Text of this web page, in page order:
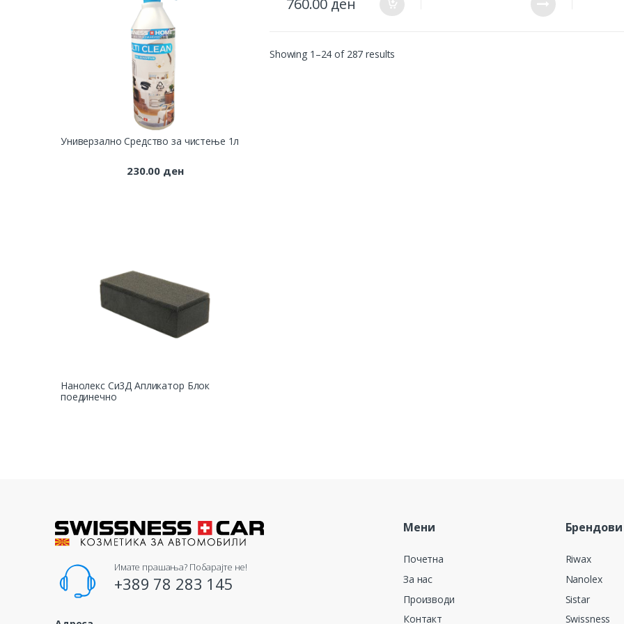
760.00 ден
Showing 1–24 of 287 results
Универзално Средство за чистење 1л
230.00 ден
Нанолекс Си3Д Апликатор Блок
поединечно
Имате прашања? Побарајте не!
+389 78 283 145
Мени
Почетна
За нас
Производи
Контакт
Брендови
Riwax
Nanolex
Sistar
Swissness